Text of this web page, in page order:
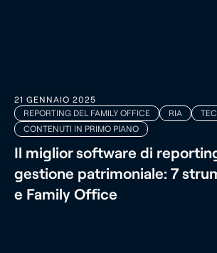
21 GENNAIO 2025
REPORTING DEL FAMILY OFFICE
RIA
CONTENUTI IN PRIMO PIANO
Il miglior software di
gestione patrimoniale: 7
e Family Office